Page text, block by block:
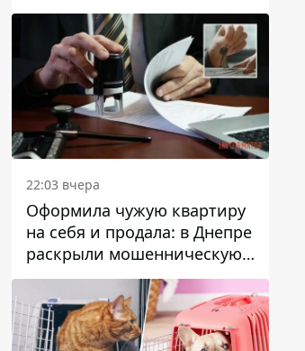
22:03 вчера
Оформила чужую квартиру
на себя и продала: в Днепре
раскрыли мошенническую
схему с недвижимостью